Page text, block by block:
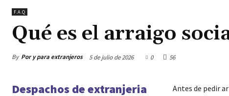
F.A.Q
Qué es el arraigo
By Por y para extranjeros 5 de julio de 2026 0 56
Despachos de extranjeria Antes de pedir